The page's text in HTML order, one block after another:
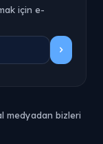
için e-
medyadan bizleri